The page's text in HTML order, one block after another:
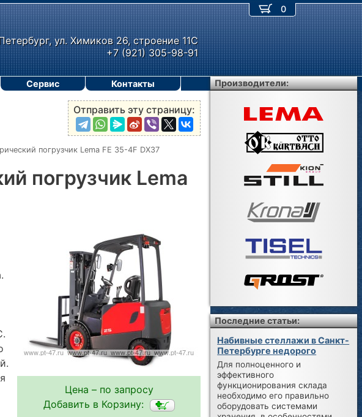
ул. Химиков 26, строение 11С
+7 (921) 305-98-91
Отправить эту страницу:
погрузчик Lema FE 35-4F DX37
погрузчик Lema
Цена – по запросу
Добавить в Корзину:
0
Сервис Контакты Производители:
Последние статьи:
Набивные стеллажи в Санкт-
Петербурге недорого
Для полноценного и
эффективного
функционирования склада
необходимо его правильно
оборудовать системами